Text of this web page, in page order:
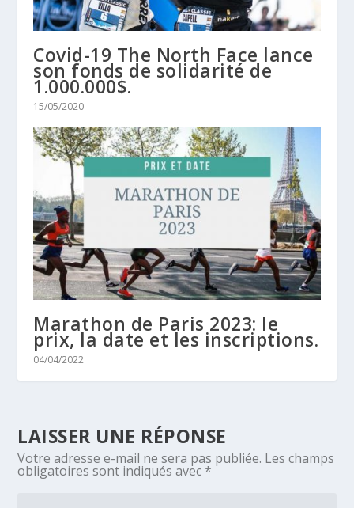
Covid-19 The North Face lance
son fonds de solidarité de
1.000.000$.
15/05/2020
Marathon de Paris 2023: le
prix, la date et les inscriptions.
04/04/2022
LAISSER UNE RÉPONSE
Votre adresse e-mail ne sera pas publiée. Les champs
obligatoires sont indiqués avec *